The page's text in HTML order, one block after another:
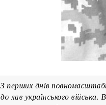
З перших днів
до лав українського